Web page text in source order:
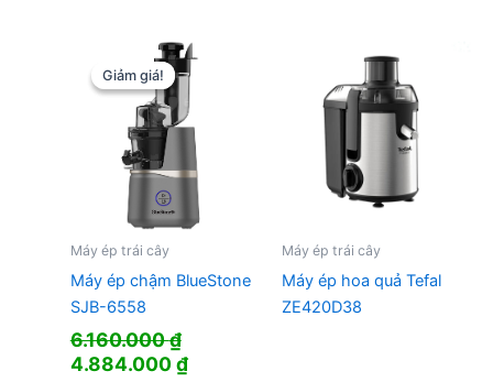
Giảm giá!
Giảm giá!
Máy ép trái cây
Máy ép chậm BlueStone
SJB-6558
6.160.000₫
Giá
4.884.000₫Giá
Máy ép trái cây
Máy ép hoa quả Tefal
ZE420D38